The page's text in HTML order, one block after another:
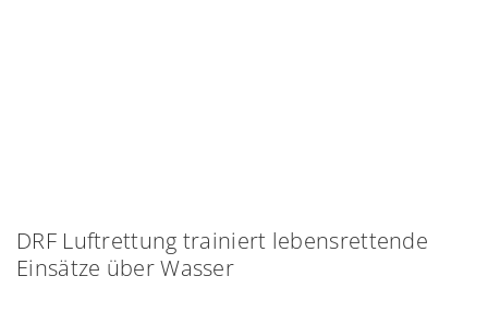
DRF Luftrettung trainiert lebensrettende
Einsätze über Wasser